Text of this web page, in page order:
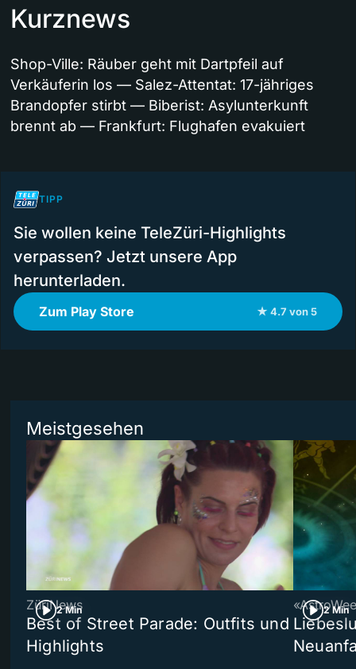
Kurznews
Shop-Ville: Räuber geht mit Dartpfeil auf
Verkäuferin los — Salez-Attentat: 17-jähriges
Brandopfer stirbt — Biberist: Asylunterkunft
brennt ab — Frankfurt: Flughafen evakuiert
TIPP
Sie wollen keine TeleZüri-Highlights
verpassen? Jetzt unsere App
herunterladen.
Zum Play Store ★ 4.7 von 5
Meistgesehen
2 Min
ZüriNews
Best of Street Parade: Outfits und
Highlights
2 Min